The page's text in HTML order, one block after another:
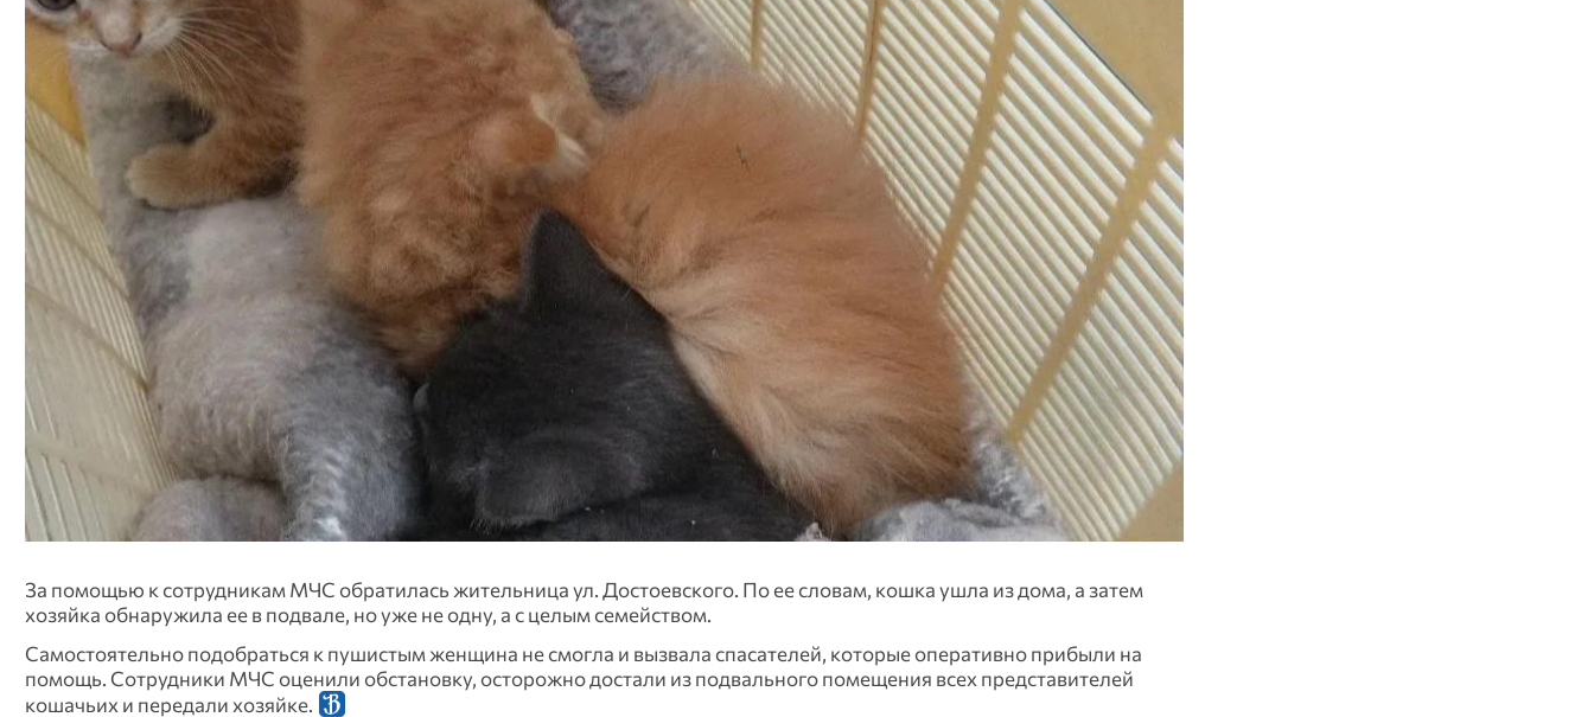
За помощью к сотрудникам МЧС обратилась жительница ул. Достоевского. По ее словам, кошка ушла из дома, а затем
хозяйка обнаружила ее в подвале, но уже не одну, а с целым семейством.
Самостоятельно подобраться к пушистым женщина не смогла и вызвала спасателей, которые оперативно прибыли на
помощь. Сотрудники МЧС оценили обстановку, осторожно достали из подвального помещения всех представителей
кошачьих и передали хозяйке.